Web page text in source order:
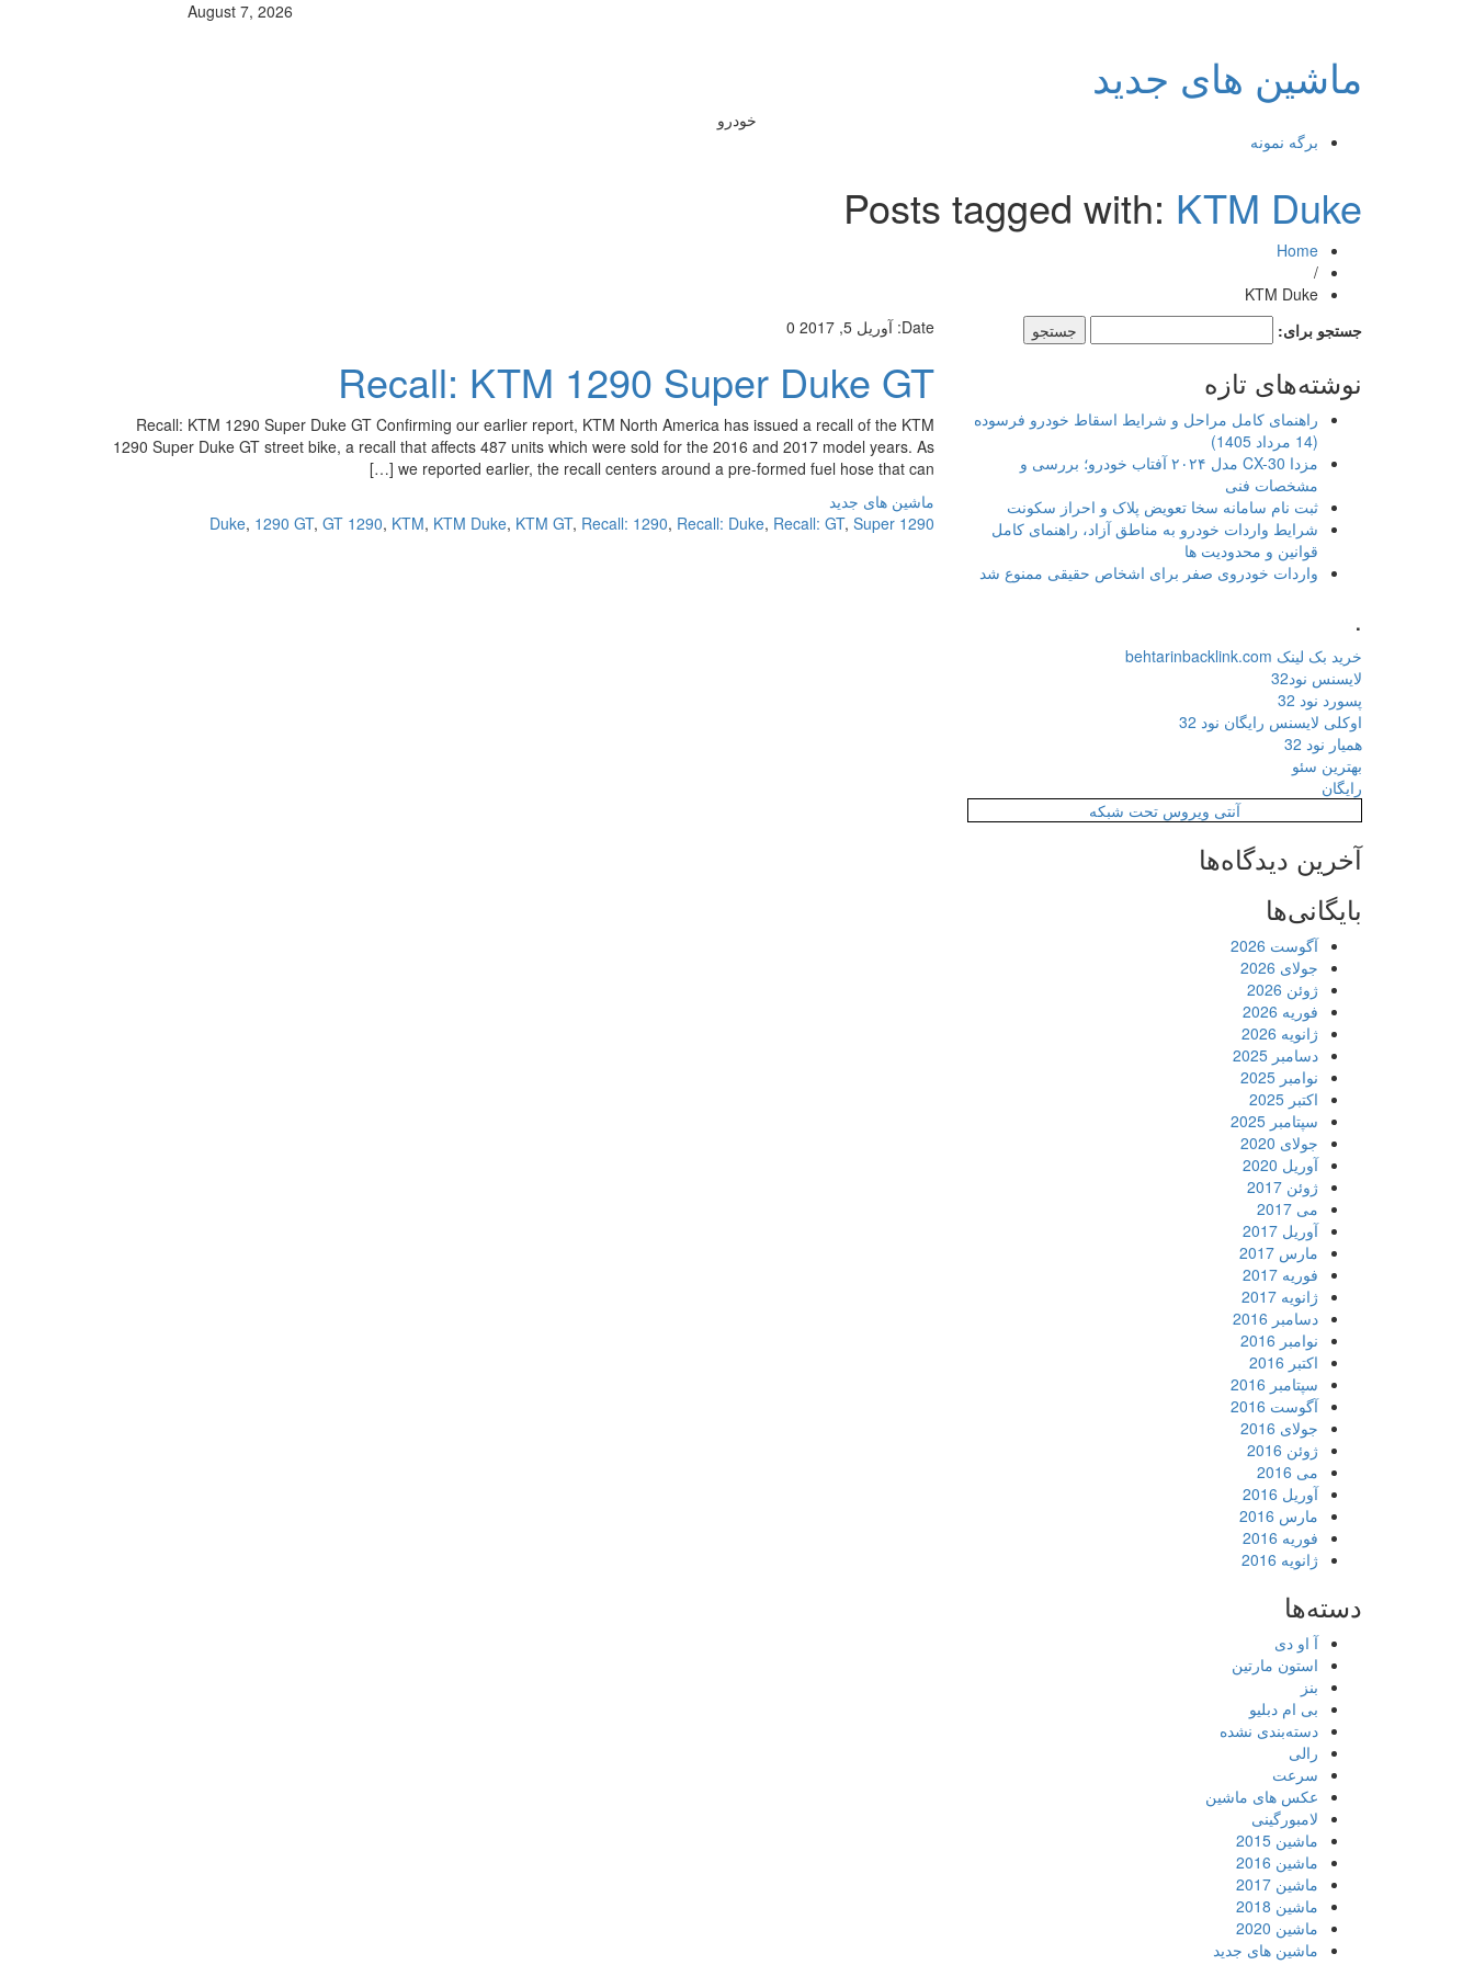
August 7, 2026
ماشین های جدید
خودرو
برگه نمونه
Posts tagged with: KTM Duke
Home
/
KTM Duke
Date: آوریل 5, 2017 0
Recall: KTM 1290 Super Duke GT
Recall: KTM 1290 Super Duke GT Confirming our earlier report, KTM North America has issued a recall of the KTM
1290 Super Duke GT street bike, a recall that affects 487 units which were sold for the 2016 and 2017 model years. As
we reported earlier, the recall centers around a pre-formed fuel hose that can […]
ماشین های جدید
1290 Duke
, 1290 GT, GT 1290, KTM, KTM Duke, KTM GT, Recall: 1290, Recall: Duke, Recall: GT, Super
جستجو برای:
نوشته‌های تازه
راهنمای کامل مراحل و شرایط اسقاط خودرو فرسوده
(14 مرداد 1405)
مزدا CX-30 مدل ۲۰۲۴ آفتاب خودرو؛ بررسی و
مشخصات فنی
ثبت نام سامانه سخا تعویض پلاک و احراز سکونت
شرایط واردات خودرو به مناطق آزاد، راهنمای کامل
قوانین و محدودیت ها
واردات خودروی صفر برای اشخاص حقیقی ممنوع شد
.
خرید بک لینک behtarinbacklink.com
لایسنس نود32
پسورد نود 32
اوکلی لایسنس رایگان نود 32
همیار نود 32
بهترین سئو
رایگان
آنتی ویروس تحت شبکه
آخرین دیدگاه‌ها
بایگانی‌ها
آگوست 2026
جولای 2026
ژوئن 2026
فوریه 2026
ژانویه 2026
دسامبر 2025
نوامبر 2025
اکتبر 2025
سپتامبر 2025
جولای 2020
آوریل 2020
ژوئن 2017
می 2017
آوریل 2017
مارس 2017
فوریه 2017
ژانویه 2017
دسامبر 2016
نوامبر 2016
اکتبر 2016
سپتامبر 2016
آگوست 2016
جولای 2016
ژوئن 2016
می 2016
آوریل 2016
مارس 2016
فوریه 2016
ژانویه 2016
دسته‌ها
آ او دی
استون مارتین
بنز
بی ام دبلیو
دسته‌بندی نشده
رالی
سرعت
عکس های ماشین
لامبورگینی
ماشین 2015
ماشین 2016
ماشین 2017
ماشین 2018
ماشین 2020
ماشین های جدید